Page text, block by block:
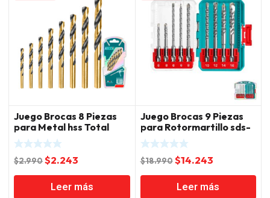
Juego Brocas 8 Piezas
para Metal hss Total
$2.990El
precio
original
$2.243
precio
actual
Leer más
Juego Brocas 9 Piezas
para Rotormartillo sds-
plus Total
$18.990 El
precio
original
$14.243El
precio
actual
Leer más